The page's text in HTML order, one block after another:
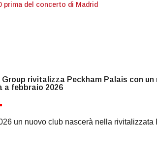
prima del concerto di Madrid
Group rivitalizza Peckham Palais con un
a febbraio 2026
un nuovo club nascerà nella rivitalizzata